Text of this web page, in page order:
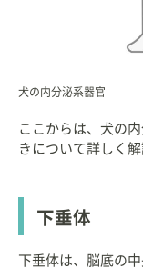
犬の内分泌系器官
ここからは、犬の
きについて詳しく解
下垂体
下垂体は、脳底の